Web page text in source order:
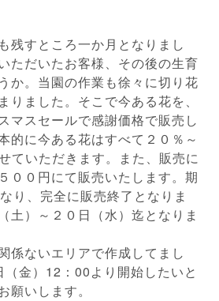
残すところ一か月となりまし
ただいたお客様、その後の生育
か。当園の作業も徐々に切り花
りました。そこで今ある花を、
マスセールで感謝価格で販売し
的に今ある花はすべて２０％～
ていただきます。また、販売に
００円にて販売いたします。期
り、完全に販売終了となりま
土）～２０日（水）迄となりま
係ないエリアで作成してまし
金）12：00より開始したいと
願いします。